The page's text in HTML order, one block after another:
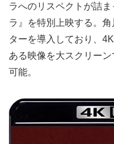
ラへのリスペクトが詰
ラ』を特別上映する。
ターを導入しており、
ある映像を大スクリー
可能。